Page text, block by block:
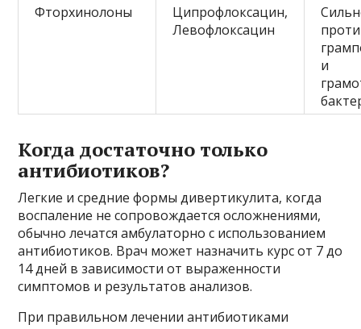
Фторхинолоны
Ципрофлоксацин,
Левофлоксацин
и
Когда достаточно только
антибиотиков?
Легкие и средние формы дивертикулита, когда
воспаление не сопровождается осложнениями,
обычно лечатся амбулаторно с использованием
антибиотиков. Врач может назначить курс от 7 до
14 дней в зависимости от выраженности
симптомов и результатов анализов.
При правильном лечении антибиотиками